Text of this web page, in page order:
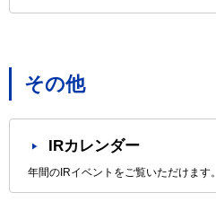
その他
IRカレンダー
年間のIRイベントをご覧いただけます。